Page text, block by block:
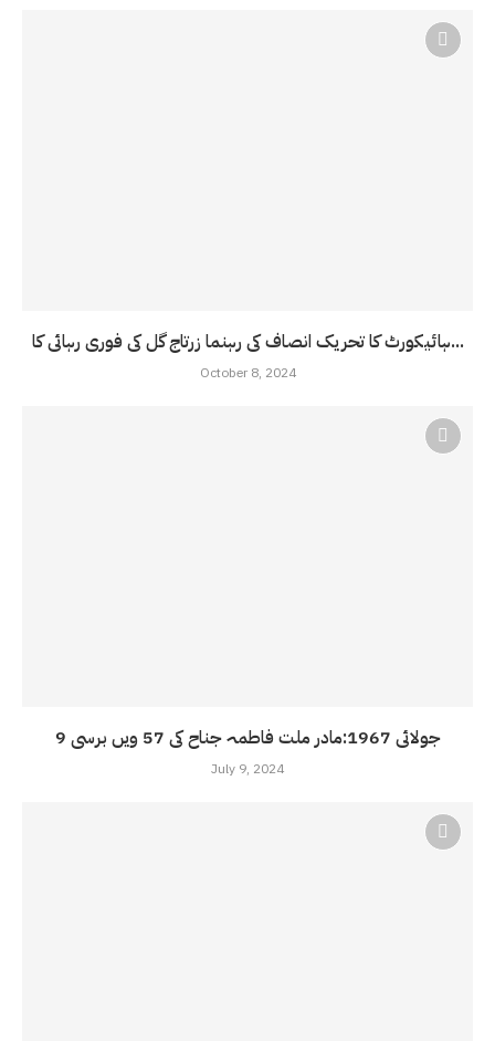
ہائیکورٹ کا تحریک انصاف کی رہنما زرتاج گل کی فوری رہائی کا...
October 8, 2024
9 جولائی 1967:مادر ملت فاطمہ جناح کی 57 ویں برسی
July 9, 2024